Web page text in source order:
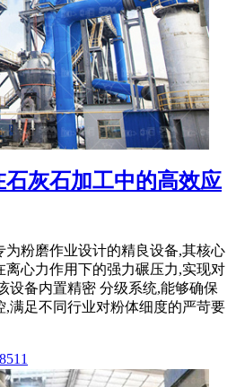
灰石加工中的高效应
为粉磨作业设计的精良设备,其核心
离心力作用下的强力碾压力,实现对
设备内置精密 分级系统,能够确保
,满足不同行业对粉体细度的严苛要